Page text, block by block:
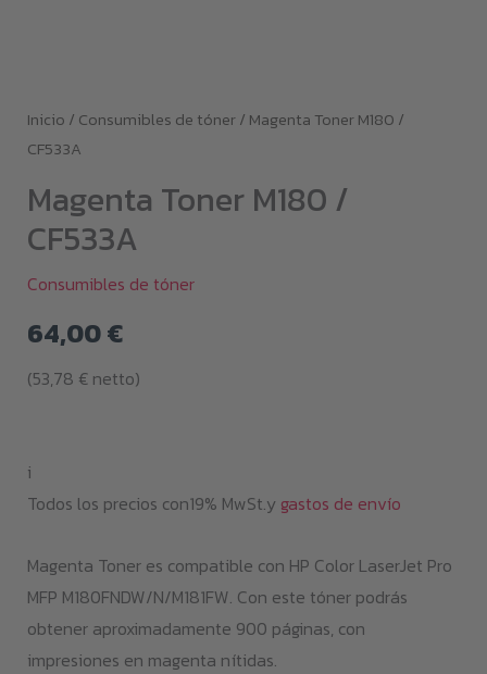
Inicio / Consumibles de tóner/ Magenta Toner M180 /
CF533A
Magenta Toner M180 /
CF533A
Consumibles de tóner
64,00€
(53,78 €netto)
i
Todos los precios con19% MwSt.y gastos de envío
Magenta Toner es compatible con HP Color LaserJet Pro
MFP M180FNDW/N/M181FW. Con este tóner podrás
obtener aproximadamente 900 páginas, con
impresiones en magenta nítidas.